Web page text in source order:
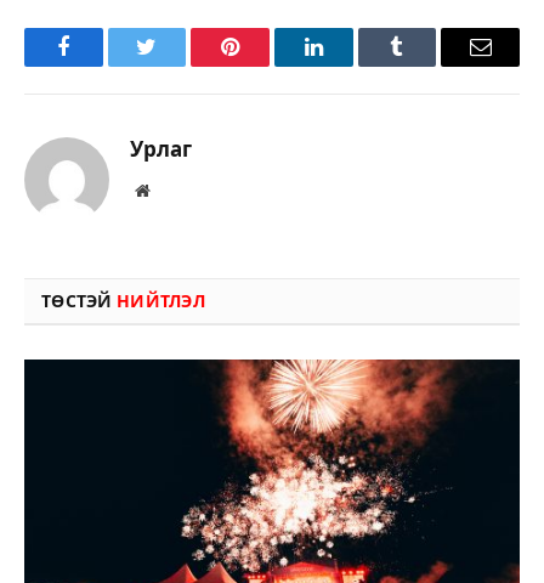
FacebookTwitter Pinterest LinkedInTumblr Имэйл
Урлаг
Вэбсайт
ТӨСТЭЙ НИЙТЛЭЛ